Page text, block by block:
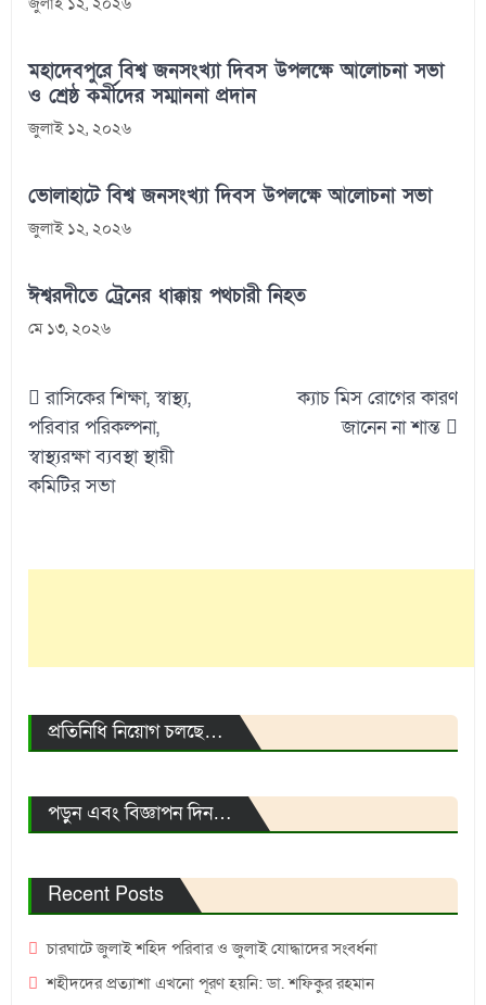
মহাদেবপুরে বিশ্ব জনসংখ্যা দিবস উপলক্ষে আলোচনা সভা
ও শ্রেষ্ঠ কর্মীদের সম্মাননা প্রদান
জুলাই ১২, ২০২৬
ভোলাহাটে বিশ্ব জনসংখ্যা দিবস উপলক্ষে আলোচনা সভা
জুলাই ১২, ২০২৬
ঈশ্বরদীতে ট্রেনের ধাক্কায় পথচারী নিহত
মে ১৩, ২০২৬
Post
navigation
রাসিকের শিক্ষা, স্বাস্থ্য,
পরিবার পরিকল্পনা,
স্বাস্থ্যরক্ষা ব্যবস্থা স্থায়ী
কমিটির সভা
ক্যাচ মিস রোগের কারণ
জানেন না শান্ত
প্রতিনিধি নিয়োগ চলছে…
পড়ুন এবং বিজ্ঞাপন দিন…
Recent Posts
চারঘাটে জুলাই শহিদ পরিবার ও জুলাই যোদ্ধাদের সংবর্ধনা
শহীদদের প্রত্যাশা এখনো পূরণ হয়নি: ডা. শফিকুর রহমান